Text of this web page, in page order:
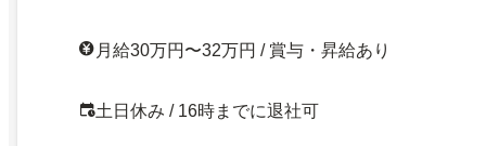
月給30万円〜32万円 / 賞与・昇給あり
土日休み / 16時までに退社可